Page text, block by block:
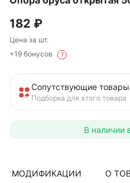
182 ₽
Цена за шт.
+19 бонусов
?
Сопутствующие товары
Подборка для этого товара
В наличии
МОДИФИКАЦИИ О